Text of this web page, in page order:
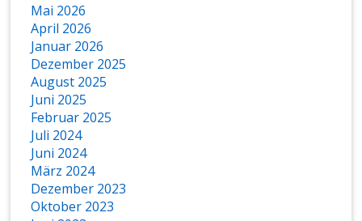
Mai 2026
April 2026
Januar 2026
Dezember 2025
August 2025
Juni 2025
Februar 2025
Juli 2024
Juni 2024
März 2024
Dezember 2023
Oktober 2023